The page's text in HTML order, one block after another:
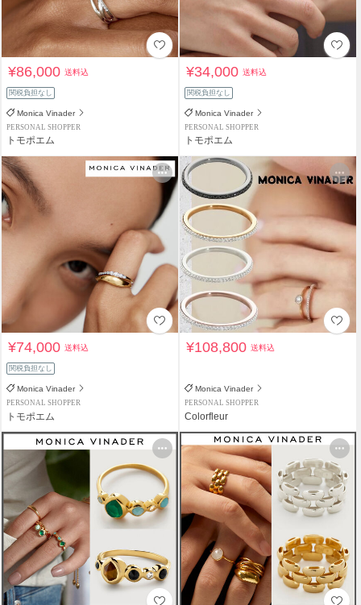
¥86,000送料込
関税負担なし
Monica Vinader
PERSONAL SHOPPER
トモポエム
¥34,000送料込
関税負担なし
Monica Vinader
PERSONAL SHOPPER
トモポエム
¥74,000送料込
関税負担なし
Monica Vinader
PERSONAL SHOPPER
トモポエム
¥108,800送料込
Monica Vinader
PERSONAL SHOPPER
Colorfleur